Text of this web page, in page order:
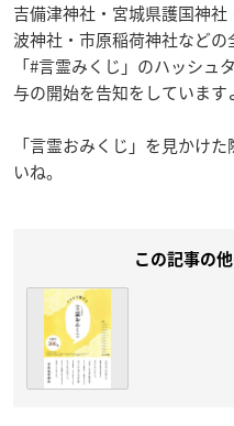
吉備津神社・宮城県護国神
波神社・市原稲荷神社などの
「#言霊みくじ」のハッシ
与の開始を告知をしています
「言霊おみくじ」を見かけ
いね。
この記事の